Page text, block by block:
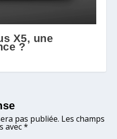
X5, une
?
pas publiée. Les champs
avec*